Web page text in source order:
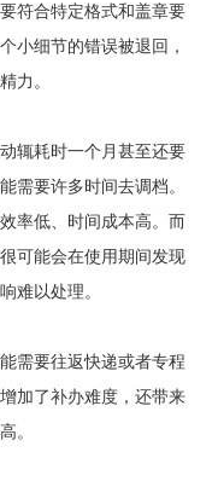
符合特定格式和盖章要
小细节的错误被退回，
力。
辄耗时一个月甚至还要
需要许多时间去调档。
率低、时间成本高。而
可能会在使用期间发现
难以处理。
需要往返快递或者专程
加了补办难度，还带来
。